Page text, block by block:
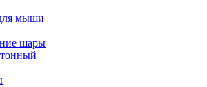
мыши
шары